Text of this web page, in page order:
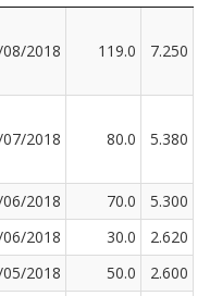
2018 119.0 7.250
2018 80.0 5.380
2018 70.0
5.300
2018 30.0
2.620
2018 50.0
2.600